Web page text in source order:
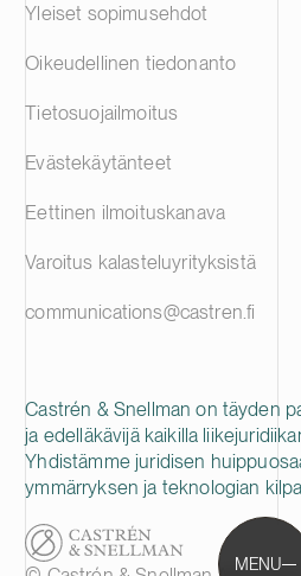
MENU
Castrén & Snellman on täyden
ja edelläkävijä kaikilla
Yhdistämme juridisen
ymmärryksen ja teknologian
Yleiset sopimusehdot
Oikeudellinen tiedonanto
Tietosuojailmoitus
Evästekäytänteet
Eettinen ilmoituskanava
Varoitus kalasteluyrityksistä
communications@castren.fi